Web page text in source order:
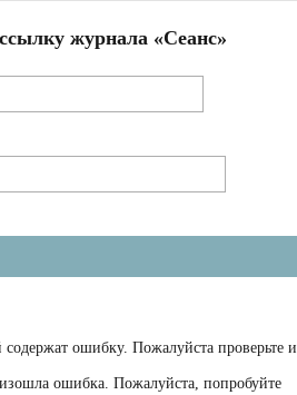
журнала «Сеанс»
ошибку. Пожалуйста проверьте и
ошибка. Пожалуйста, попробуйте